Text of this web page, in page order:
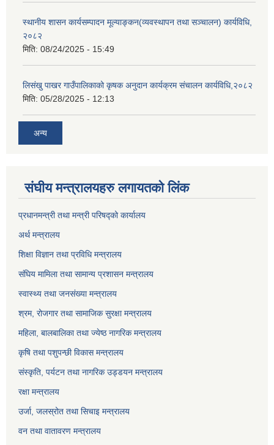
स्थानीय शासन कार्यसम्पादन मूल्याङ्कन(व्यवस्थापन तथा सञ्चालन) कार्यविधि,
२०८२
मिति: 08/24/2025 - 15:49
लिसंखु पाखर गाउँपालिकाको कृषक अनुदान कार्यक्रम संचालन कार्यविधि,२०८२
मिति: 05/28/2025 - 12:13
अन्य
संघीय मन्त्रालयहरु लगायतको लिंक
प्रधानमन्त्री तथा मन्त्री परिषद्को कार्यालय
अर्थ मन्त्रालय
शिक्षा विज्ञान तथा प्रविधि मन्त्रालय
संघिय मामिला तथा सामान्य प्रशासन मन्त्रालय
स्वास्थ्य तथा जनसंख्या मन्त्रालय
श्रम, रोजगार तथा सामाजिक सुरक्षा मन्त्रालय
महिला, बालबालिका तथा ज्येष्ठ नागरिक मन्त्रालय
कृषि तथा पशुपन्छी विकास मन्त्रालय
संस्कृति, पर्यटन तथा नागरिक उड्डयन मन्त्रालय
रक्षा मन्त्रालय
उर्जा, जलस्रोत तथा सिचाइ मन्त्रालय
वन तथा वातावरण मन्त्रालय